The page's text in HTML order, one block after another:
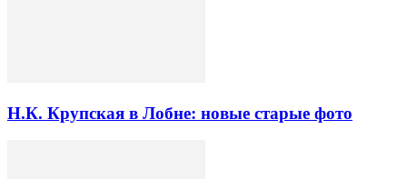
Н.К. Крупская в Лобне: новые старые фото